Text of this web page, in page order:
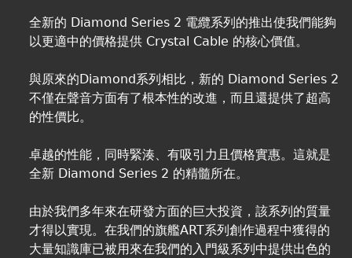
全新的 Diamond Series 2 電纜系列的推出使我們能夠
以更適中的價格提供 Crystal Cable 的核心價值。
與原來的Diamond系列相比，新的 Diamond Series 2
不僅在聲音方面有了根本性的改進，而且還提供了超高
的性價比。
卓越的性能，同時緊湊、有吸引力且價格實惠。這就是
全新 Diamond Series 2 的精髓所在。
由於我們多年來在研發方面的巨大投資，該系列的質量
才得以實現。在我們的旗艦ART系列創作過程中獲得的
大量知識庫已被用來在我們的入門級系列中提供出色的